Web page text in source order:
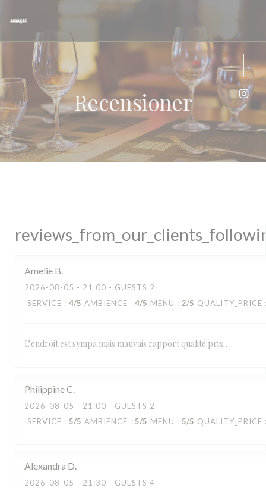
Recensioner
Amelie B
2026-08-05 - 21:00 - GUESTS 2
SERVICE : 4/5 AMBIENCE : 4/5 MENU : 2/5 QUALITY_PRICE
L’endroit est sympa mais mauvais rapport qualité prix…
PhilippineC
2026-08-05 - 21:00 - GUESTS 2
SERVICE : 5/5 AMBIENCE : 5/5 MENU : 5/5 QUALITY_PRICE
Alexandra D
2026-08-05 - 21:30 - GUESTS 4